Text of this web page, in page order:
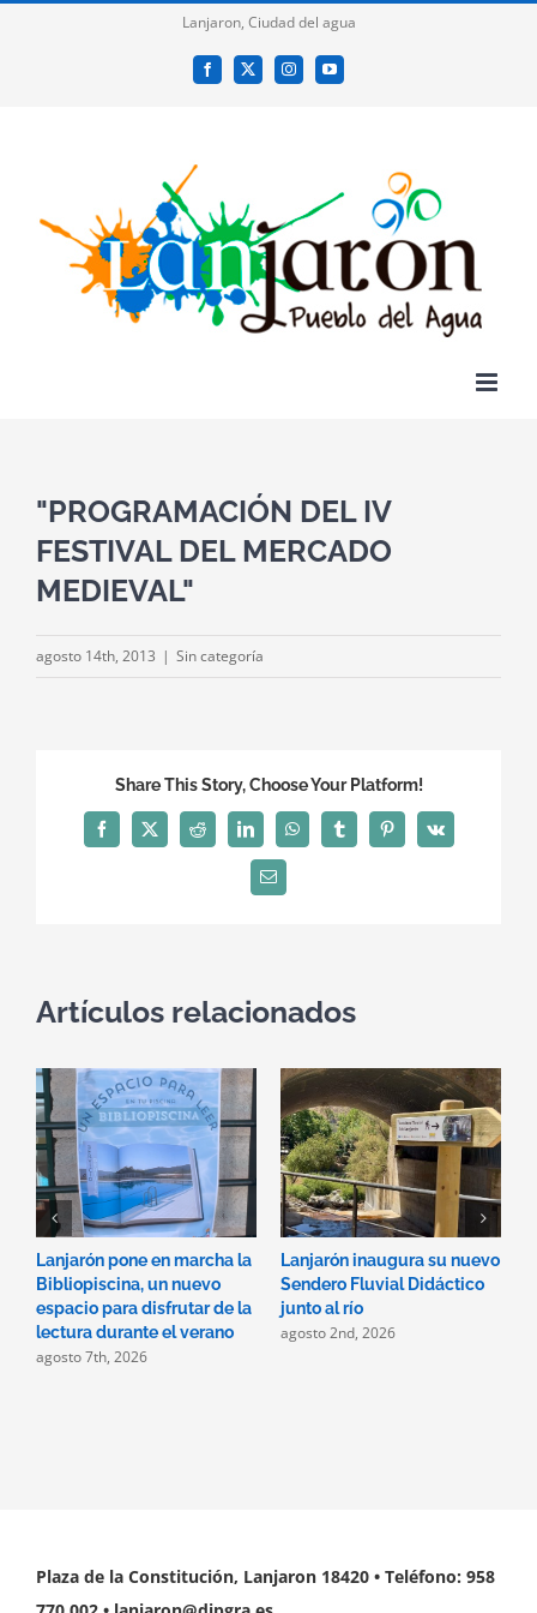
Lanjaron, Ciudad del agua
Facebook
X InstagramYouTube
"PROGRAMACIÓN DEL IV
FESTIVAL DEL MERCADO
MEDIEVAL"
agosto 14th, 2013 | Sin categoría
Share This Story, Choose Your Platform!
Facebook
X Reddit LinkedInWhatsAppTumblrPinterest
Vk
Correo
electrónico
Artículos relacionados
Lanjarón pone en marcha la
Bibliopiscina, un nuevo
espacio para disfrutar de la
lectura durante el verano
agosto 7th, 2026
Lanjarón inaugura su nuevo
Sendero Fluvial Didáctico
junto al río
agosto 2nd, 2026
Plaza de la Constitución, Lanjaron 18420 • Teléfono: 958